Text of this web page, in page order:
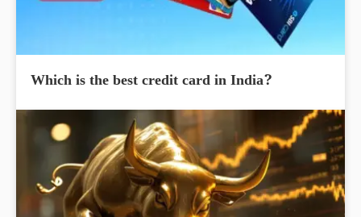
Which is the best credit card in India?